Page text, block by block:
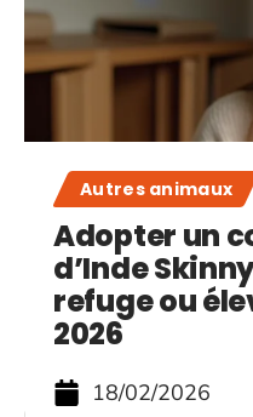
Autres animaux
Adopter un
d’Inde
refuge ou
2026
18/02/2026